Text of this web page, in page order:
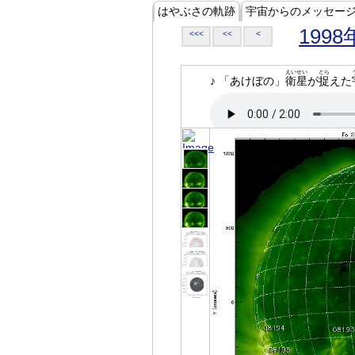
はやぶさの軌跡 宇宙からのメッセー
<<< << < 1998
♪ 「あけぼの」 衛星
えいせい
が捉
とら
えた